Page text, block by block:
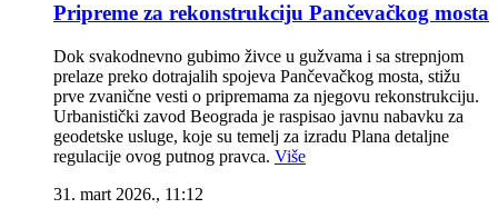
Pripreme za rekonstrukciju Pančevačkog mosta
Dok svakodnevno gubimo živce u gužvama i sa strepnjom
prelaze preko dotrajalih spojeva Pančevačkog mosta, stižu
prve zvanične vesti o pripremama za njegovu rekonstrukciju.
Urbanistički zavod Beograda je raspisao javnu nabavku za
geodetske usluge, koje su temelj za izradu Plana detaljne
regulacije ovog putnog pravca. Više
31. mart 2026., 11:12